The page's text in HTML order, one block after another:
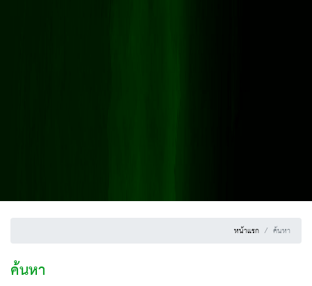
หน้าแรก ค้นหา
ค้นหา